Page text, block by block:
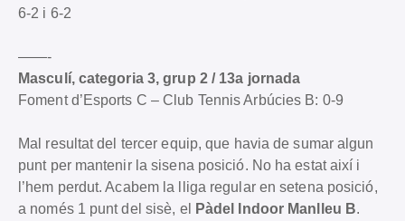
6-2 i 6-2
——-
Masculí, categoria 3, grup 2 / 13a jornada
Foment d’Esports C – Club Tennis Arbúcies B: 0-9
Mal resultat del tercer equip, que havia de sumar algun
punt per mantenir la sisena posició. No ha estat així i
l’hem perdut. Acabem la lliga regular en setena posició,
a només 1 punt del sisè, el
Pàdel Indoor Manlleu B.